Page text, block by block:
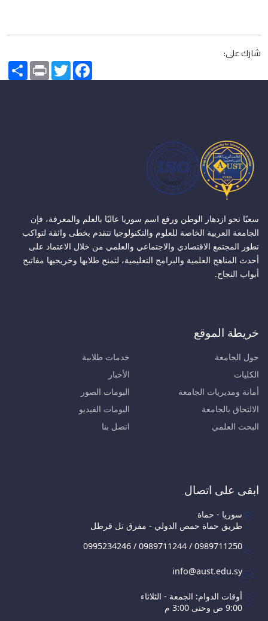
شارك على:
Share PrintTwitterFacebook
سعيًا نحو ازدهار الوطن ورفع اسم سوريا عاليًا بالعلم والمعرفة، فإن
الجامعة العربية الخاصة للعلوم والتكنولوجيا تتقدم بخطى واثقة لتواكب
تطور المجتمع الاقتصادي والاجتماعي والعلمي من خلال الاعتماد على
أحدث المناهج العلمية والبرامج التعليمية، لتمنح طلابها وخريجيها مفاتيح
أبواب النجاح.
خريطة الموقع
حول الجامعة
الكليات
أمانة ومديريات الجامعة
الالتحاق بالجامعة
البحث العلمي
خدمات طلابية
الأخبار
البومات الصور
البومات الفيديو
اتصل بنا
ابقى على اتصال
سوريا - حماة
طريق حماة حمص الدولي - مفرق تل قرطل
0995234246 / 0989711244 / 0989711250
info@aust.edu.sy
أوقات الدوام: الجمعة - الثلاثاء
9:00 ص وحتى 3:00 م